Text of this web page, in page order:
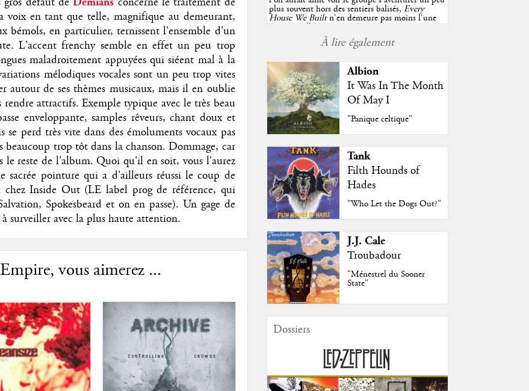
voix en tant que telle, magnifique au demeurant,
bémols, en particulier, ternissent l'ensemble d'un
L'accent frenchy semble en effet un peu trop
maladroitement appuyées qui siéent mal à la
mélodiques vocales sont un peu trop vites
autour de ses thèmes musicaux, mais il en oublie
rendre attractifs. Exemple typique avec le très beau
enveloppante, samples rêveurs, chant doux et
se perd très vite dans des émoluments vocaux pas
beaucoup trop tôt dans la chanson. Dommage, car
le reste de l'album. Quoi qu'il en soit, vous l'aurez
sacrée pointure qui a d'ailleurs réussi le coup de
Inside Out (LE label prog de référence, qui
Spokesbeard et on en passe). Un gage de
surveiller avec la plus haute attention.
vous aimerez ...
plus souvent hors des sentiers balisés,Every
House We Builtn'en demeure pas moins l'une
des très belles surprises de cette année, porté par
plusieurs morceaux qui trouveront sans difficulté
une place de choix dans vos playlists estivales.
À lire également
Albion
It Was In The Month
Of May I
"Panique celtique"
Tank
Filth Hounds of
Hades
"Who Let the Dogs Out?"
J.J. Cale
Troubadour
"Ménestrel du Sooner
State"
Dossiers